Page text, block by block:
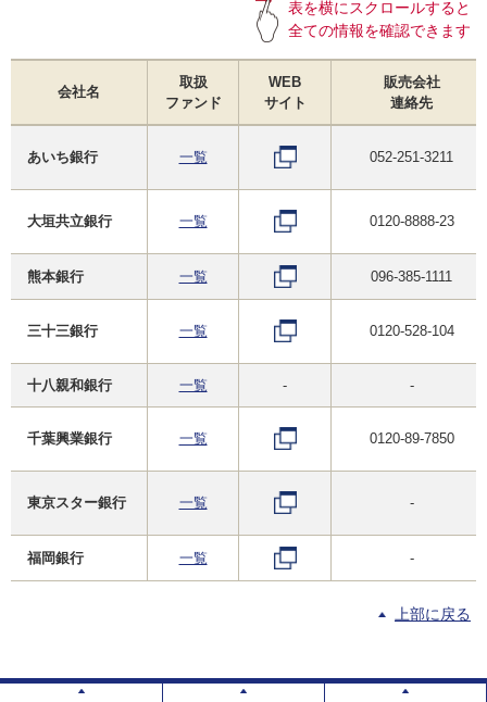
表を横にスクロールすると
全ての情報を確認できます
会社名
取扱
ファンド
WEB
サイト
販売会社
連絡先
あいち銀行 一覧 052-251-3211
大垣共立銀行 一覧 0120-8888-23
熊本銀行 一覧 096-385-1111
三十三銀行 一覧 0120-528-104
十八親和銀行 一覧 - -
千葉興業銀行 一覧 0120-89-7850
東京スター銀行 一覧 -
福岡銀行 一覧 -
上部に戻る